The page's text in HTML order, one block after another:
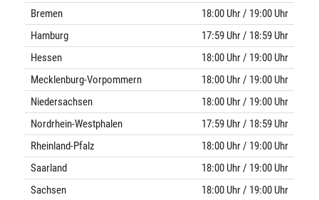
Bremen
18:00 Uhr / 19:00 Uhr
Hamburg
17:59 Uhr / 18:59 Uhr
Hessen
18:00 Uhr / 19:00 Uhr
Mecklenburg-Vorpommern
18:00 Uhr / 19:00 Uhr
Niedersachsen
18:00 Uhr / 19:00 Uhr
Nordrhein-Westphalen
17:59 Uhr / 18:59 Uhr
Rheinland-Pfalz
18:00 Uhr / 19:00 Uhr
Saarland
18:00 Uhr / 19:00 Uhr
Sachsen
18:00 Uhr / 19:00 Uhr